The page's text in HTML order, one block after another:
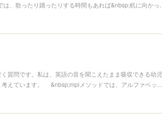
、歌ったり踊ったりする時間もあれば&nbsp;机に向かっ…
質問です。私は、英語の音を聞こえたまま吸収できる幼児
えています。 &nbsp;mpiメソッドでは、アルファベッ…